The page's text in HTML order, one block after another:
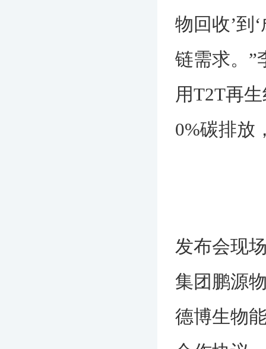
物回收’到
链需求。”
用T2T再
0%碳排放
发布会现
集团鹏源
德博生物